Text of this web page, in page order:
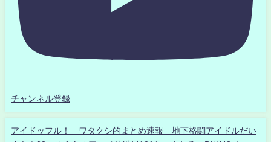
チャンネル登録
アイドッフル！ ワタクシ的まとめ速報 地下格闘アイドルだい